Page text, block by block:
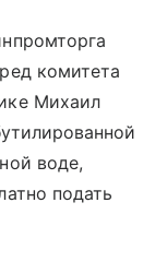
комитета
Михаил
воде,
подать